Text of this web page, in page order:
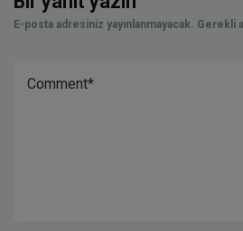
E-posta adresiniz yayınlanmayacak. Gerekli